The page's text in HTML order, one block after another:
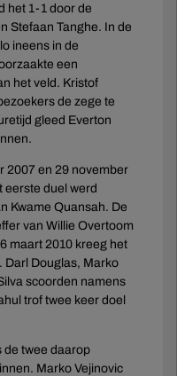
het 1-1 door de
Stefaan Tanghe. In de
ineens in de
een
het veld. Kristof
de zege te
gleed Everton
2007 en 29 november
eerste duel werd
Kwame Quansah. De
van Willie Overtoom
maart 2010 kreeg het
Darl Douglas, Marko
scoorden namens
trof twee keer doel
de twee daarop
Marko Vejinovic